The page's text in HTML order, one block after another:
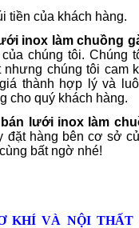
tiền của khách hàng.
inox làm chuồng
chúng tôi. Chúng
chúng tôi cam
thành hợp lý và
cho quý khách hàng.
lưới inox làm
đặt hàng bên cơ sở
bất ngờ nhé!
KHÍ VÀ NỘI THẤT